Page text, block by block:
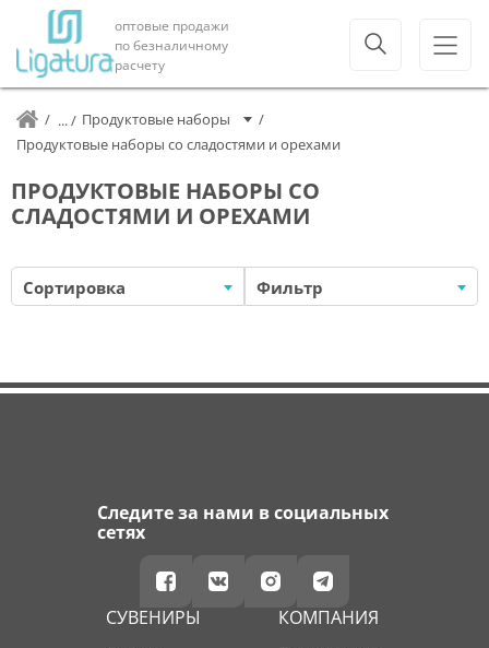
оптовые продажи
по безналичному
расчету
Продуктовые наборы
Продуктовые наборы со сладостями и орехами
ПРОДУКТОВЫЕ НАБОРЫ СО
СЛАДОСТЯМИ И ОРЕХАМИ
Сортировка Фильтр
Следите за нами в социальных
сетях
СУВЕНИРЫ КОМПАНИЯ